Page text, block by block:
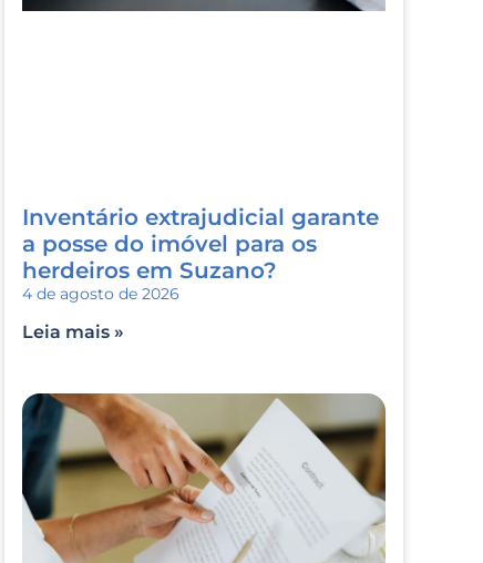
Inventário extrajudicial garante
a posse do imóvel para os
herdeiros em Suzano?
4 de agosto de 2026
Leia mais »